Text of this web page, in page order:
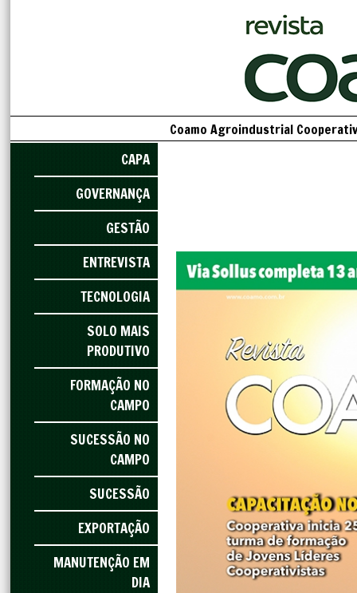
Coamo Agroindustrial
CAPA
GOVERNANÇA
GESTÃO
ENTREVISTA
TECNOLOGIA
SOLO MAIS
PRODUTIVO
FORMAÇÃO NO
CAMPO
SUCESSÃO NO
CAMPO
SUCESSÃO
EXPORTAÇÃO
MANUTENÇÃO EM
DIA